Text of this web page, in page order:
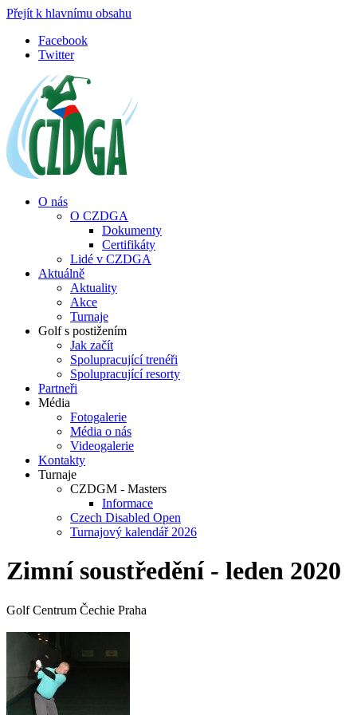
Přejít k hlavnímu obsahu
Facebook
Twitter
O nás
O CZDGA
Dokumenty
Certifikáty
Lidé v CZDGA
Aktuálně
Aktuality
Akce
Turnaje
Golf s postižením
Jak začít
Spolupracující trenéři
Spolupracující resorty
Partneři
Média
Fotogalerie
Média o nás
Videogalerie
Kontakty
Turnaje
CZDGM - Masters
Informace
Czech Disabled Open
Turnajový kalendář 2026
Zimní soustředění - leden 2020
Golf Centrum Čechie Praha